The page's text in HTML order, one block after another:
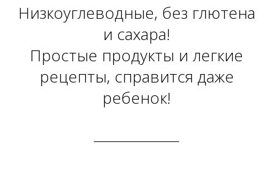
Низкоуглеводные, без глютена
и сахара!
Простые продукты и легкие
рецепты, справится даже
ребенок!